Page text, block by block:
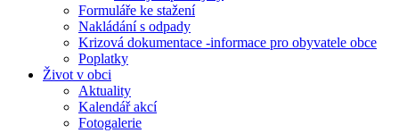
Formuláře ke stažení
Nakládání s odpady
Krizová dokumentace -informace pro obyvatele obce
Poplatky
Život v obci
Aktuality
Kalendář akcí
Fotogalerie